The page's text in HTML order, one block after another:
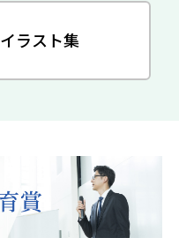
イラスト集